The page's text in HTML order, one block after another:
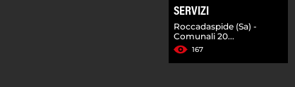
SERVIZI
Roccadaspide (Sa) -
Comunali 20...
167